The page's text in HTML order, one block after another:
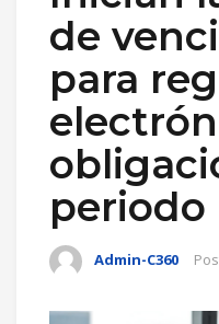
de
para
periodo
Admin-C360